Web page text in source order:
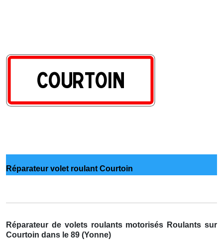
Réparateur volet roulant Courtoin
Réparateur de volets roulants motorisés Roulants sur
Courtoin dans le 89 (Yonne)